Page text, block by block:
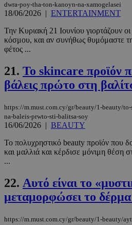
dwra-poy-tha-ton-kanoyn-na-xamogelasei
18/06/2026 | ENTERTAINMENT
Την Κυριακή 21 Ιουνίου γιορτάζουν
κόσμου, και αν συνήθως θυμόμαστε
φέτος ...
21. Το skincare προϊόν
βάλεις πρώτο στη
https://m.must.com.cy/gr/beauty/1-beauty/
na-baleis-prwto-sti-balitsa-soy
16/06/2026 | BEAUTY
Το πολυχρηστικό beauty προϊόν που
και μαλλιά και κέρδισε μόνιμη θέση
...
22. Αυτό είναι το
μεταμορφώσει το
https://m.must.com.cy/gr/beauty/1-beauty/
Privacy Policy